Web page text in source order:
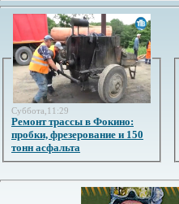
Суббота,11:29
Ремонт трассы в Фокино:
пробки, фрезерование и 150
тонн асфальта